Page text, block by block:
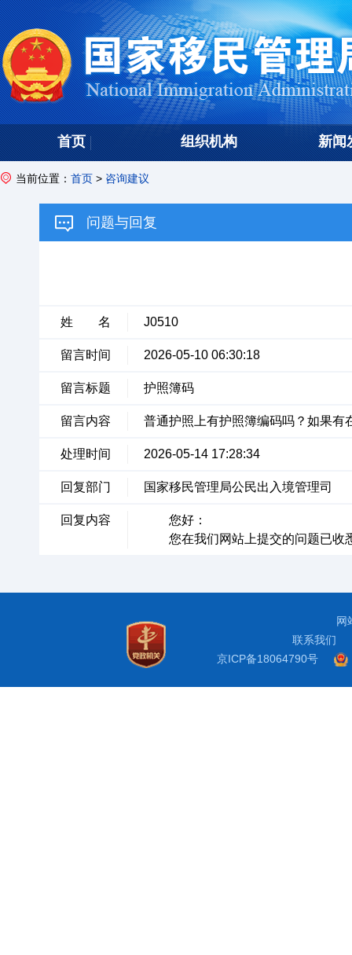
首页 组织机构 新闻
当前位置： 首页 > 咨询建议
问题与回复
姓 名 J0510
留言时间 2026-05-10 06:30:18
留言标题 护照簿码
留言内容 普通护照上有护照簿编码吗？如果有
处理时间 2026-05-14 17:28:34
回复部门 国家移民管理局公民出入境管理司
回复内容
您好：
您在我们网站上提交的问题已收
网
联系我们
京ICP备18064790号